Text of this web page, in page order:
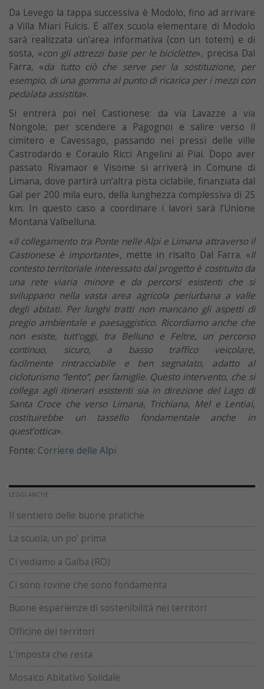
Da Levego la tappa successiva è Modolo, fino ad arrivare
a Villa Miari Fulcis. E all’ex scuola elementare di Modolo
sarà realizzata un’area informativa (con un totem) e di
sosta, «con gli attrezzi base per le biciclette», precisa Dal
Farra, «da tutto ciò che serve per la sostituzione, per
esempio, di una gomma al punto di ricarica per i mezzi con
pedalata assistita».
Si entrerà poi nel Castionese: da via Lavazze a via
Nongole, per scendere a Pagognoi e salire verso il
cimitero e Cavessago, passando nei pressi delle ville
Castrodardo e Coraulo Ricci Angelini ai Piai. Dopo aver
passato Rivamaor e Visome si arriverà in Comune di
Limana, dove partirà un’altra pista ciclabile, finanziata dal
Gal per 200 mila euro, della lunghezza complessiva di 25
km. In questo caso a coordinare i lavori sarà l’Unione
Montana Valbelluna.
«Il collegamento tra Ponte nelle Alpi e Limana attraverso il
Castionese è importante», mette in risalto Dal Farra. «Il
contesto territoriale interessato dal progetto è costituito da
una rete viaria minore e da percorsi esistenti che si
sviluppano nella vasta area agricola periurbana a valle
degli abitati. Per lunghi tratti non mancano gli aspetti di
pregio ambientale e paesaggistico. Ricordiamo anche che
non esiste, tutt’oggi, tra Belluno e Feltre, un percorso
continuo, sicuro, a basso traffico veicolare,
facilmente rintracciabile e ben segnalato, adatto al
cicloturismo “lento”, per famiglie. Questo intervento, che si
collega agli itinerari esistenti sia in direzione del Lago di
Santa Croce che verso Limana, Trichiana, Mel e Lentiai,
costituirebbe un tassello fondamentale anche in
quest’ottica».
Fonte: Corriere delle Alpi
LEGGI ANCHE
Il sentiero delle buone pratiche
La scuola, un po’ prima
Ci vediamo a Gaiba (RO)
Ci sono rovine che sono fondamenta
Buone esperienze di sostenibilità nei territori
Officine dei territori
L’imposta che resta
Mosaico Abitativo Solidale